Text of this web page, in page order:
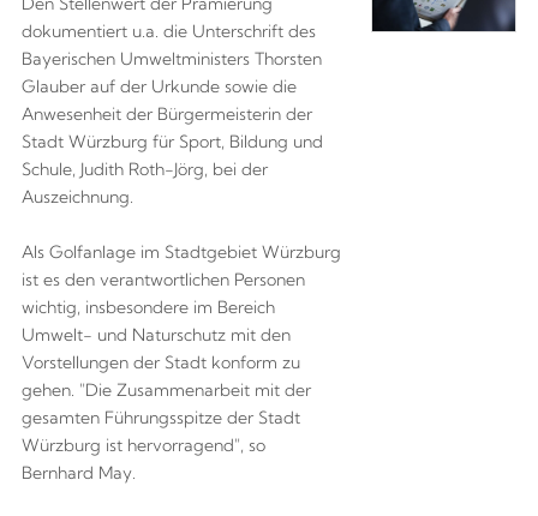
dokumentiert u.a. die Unterschrift des
Bayerischen Umweltministers Thorsten
Glauber auf der Urkunde sowie die
Anwesenheit der Bürgermeisterin der
Stadt Würzburg für Sport, Bildung und
Schule, Judith Roth-Jörg, bei der
Auszeichnung.
Als Golfanlage im Stadtgebiet Würzburg
ist es den verantwortlichen Personen
wichtig, insbesondere im Bereich
Umwelt- und Naturschutz mit den
Vorstellungen der Stadt konform zu
gehen. "Die Zusammenarbeit mit der
gesamten Führungsspitze der Stadt
Würzburg ist hervorragend", so
Bernhard May.